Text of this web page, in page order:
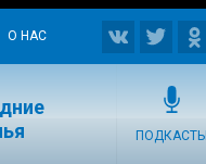
О НАС
ПОДКАСТЫ